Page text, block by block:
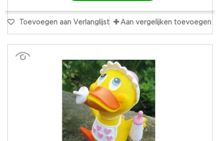
Toevoegen aan Verlanglijst Aan vergelijken toevoegen